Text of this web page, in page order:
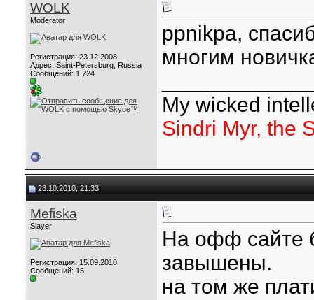
WOLK
Moderator
Регистрация: 23.12.2008
Адрес: Saint-Petersburg, Russia
Сообщений: 1,724
ppnikpa,
многим
My wicked
Sindri Myr, the
28.10.2010, 21:33
Mefiska
Slayer
Регистрация: 15.09.2010
Сообщений: 15
На офф сайте
завышены.
на том же